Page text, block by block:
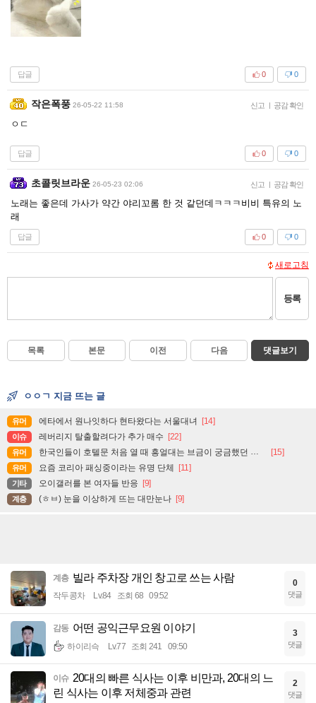
답글 0
0
작은폭풍 26-05-22 11:58 신고 | 공감 확인
ㅇㄷ
답글 0
0
초콜릿브라운 26-05-23 02:06 신고 | 공감 확인
노래는 좋은데 가사가 약간 야리꼬롬 한 것 같던데ㅋㅋㅋ비비 특유의 노
래
답글 0
0
새로고침
등록
목록 본문 이전 다음 댓글보기
ㅇㅇㄱ 지금 뜨는 글
유머 에타에서 원나잇하다 현타왔다는 서울대녀 [14]
이슈 레버리지 탈출할려다가 추가 매수 [22]
유머 한국인들이 호텔문 처음 열 때 흥얼대는 브금이 궁금했던 일본인 [15]
유머 요즘 코리아 패싱중이라는 유명 단체 [11]
기타 오이갤러를 본 여자들 반응 [9]
계층 (ㅎㅂ) 눈을 이상하게 뜨는 대만눈나 [9]
계층 빌라 주차장 개인 창고로 쓰는 사람
작두콩차 Lv.84 조회 68 09:52
0
댓글
감동 어떤 공익근무요원 이야기
하이리슥 Lv.77 조회 241 09:50
3
댓글
이슈 20대의 빠른 식사는 이후 비만과, 20대의 느
린 식사는 이후 저체중과 관련
2
댓글